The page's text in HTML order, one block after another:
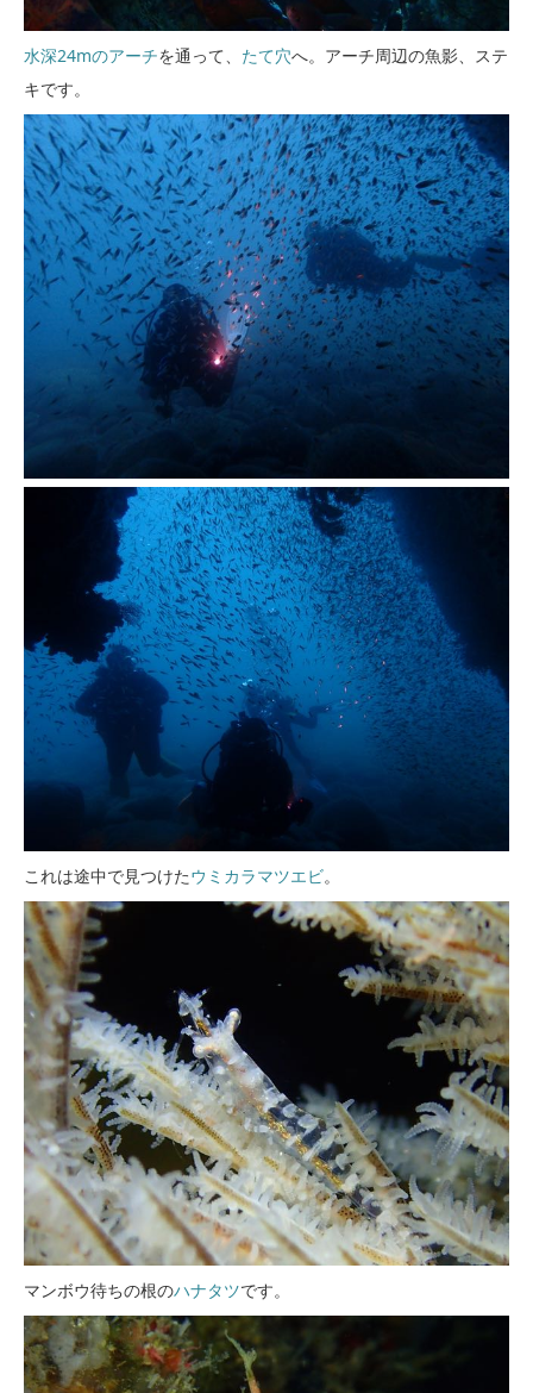
水深24mのアーチを通って、 たて穴へ。アーチ周辺の魚影、ステ
キです。
これは途中で見つけたウミカラマツエビ。
マンボウ待ちの根のハナタツです。